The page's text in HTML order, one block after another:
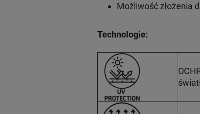
Możliwość złożenia
Technologie: